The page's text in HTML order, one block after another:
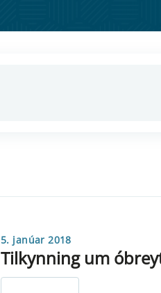
5. janúar 2018
Tilkynning um